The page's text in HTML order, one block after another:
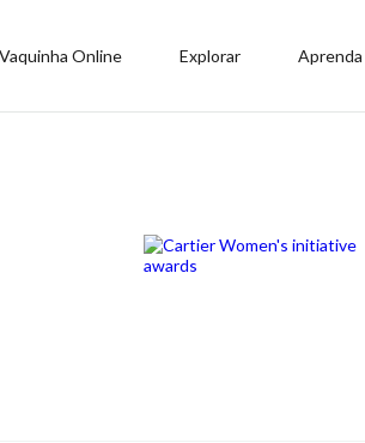
Vaquinha Online Explorar Aprenda